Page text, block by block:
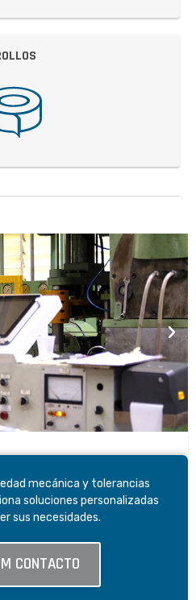
mecánica y tolerancias
soluciones personalizadas
sus necesidades.
CONTACTO